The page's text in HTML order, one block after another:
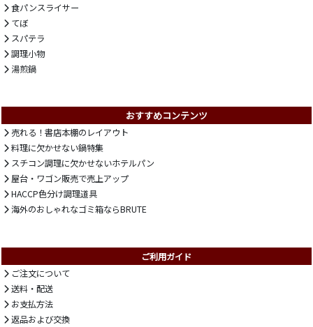
食パンスライサー
てぼ
スパテラ
調理小物
湯煎鍋
おすすめコンテンツ
売れる！書店本棚のレイアウト
料理に欠かせない鍋特集
スチコン調理に欠かせないホテルパン
屋台・ワゴン販売で売上アップ
HACCP色分け調理道具
海外のおしゃれなゴミ箱ならBRUTE
ご利用ガイド
ご注文について
送料・配送
お支払方法
返品および交換